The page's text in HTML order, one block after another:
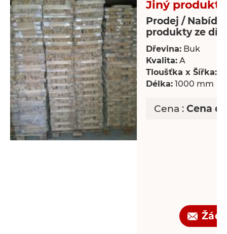
Jiný produkt
Prodej /
produkty ze
Dřevina: Buk
Kvalita: A
Tloušťka x Šířka:
Délka: 1000 mm
Cena : Cena